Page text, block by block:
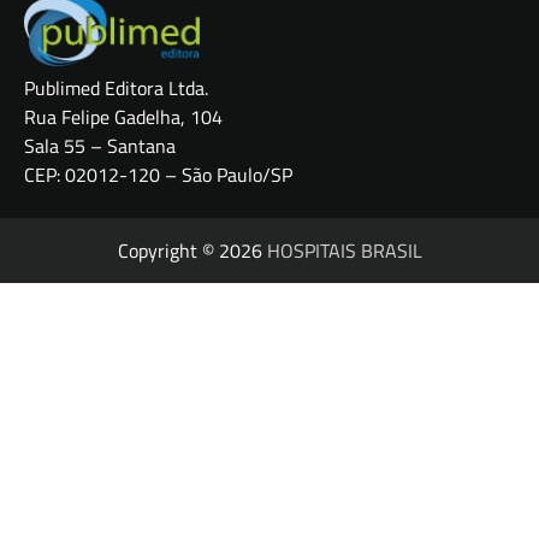
Publimed Editora Ltda.
Rua Felipe Gadelha, 104
Sala 55 – Santana
CEP: 02012-120 – São Paulo/SP
Copyright © 2026 HOSPITAIS BRASIL